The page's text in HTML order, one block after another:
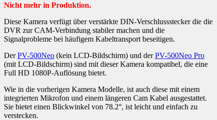
Nicht mehr in Produktion.
Diese Kamera verfügt über verstärkte DIN-Verschlussstecker die die
DVR zur CAM-Verbindung stabiler machen und die
Signalprobleme bei häufigem Kabeltransport beseitigen.
DerPV-500Neo (kein LCD-Bildschirm) und derPV-500Neo Pro
(mit LCD-Bildschirm) sind mit dieser Kamera kompatibel, die eine
Full HD 1080P-Auflösung bietet.
Wie in die vorherigen Kamera Modelle, ist auch diese mit einem
integrierten Mikrofon und einem längeren Cam Kabel ausgestattet.
Sie bietet einen Blickwinkel von 78.2°, ist leicht und einfach zu
verstecken.